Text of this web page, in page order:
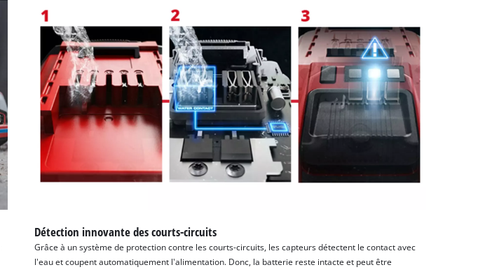
Détection innovante des courts-circuits
Grâce à un système de protection contre les courts-circuits, les capteurs détectent le contact avec
l'eau et coupent automatiquement l'alimentation. Donc, la batterie reste intacte et peut être